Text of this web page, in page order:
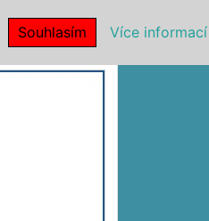
Souhlasím Více informací